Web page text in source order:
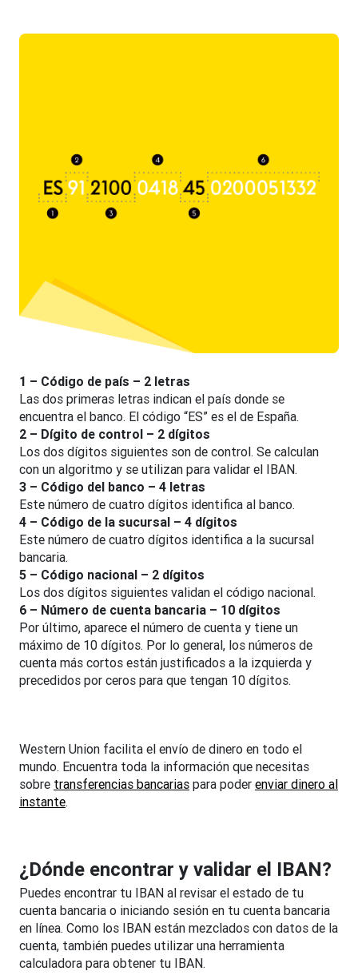
1 – Código de país – 2 letras
Las dos primeras letras indican el país donde se
encuentra el banco. El código “ES” es el de España.
2 – Dígito de control – 2 dígitos
Los dos dígitos siguientes son de control. Se calculan
con un algoritmo y se utilizan para validar el IBAN.
3 – Código del banco – 4 letras
Este número de cuatro dígitos identifica al banco.
4 – Código de la sucursal – 4 dígitos
Este número de cuatro dígitos identifica a la sucursal
bancaria.
5 – Código nacional – 2 dígitos
Los dos dígitos siguientes validan el código nacional.
6 – Número de cuenta bancaria – 10 dígitos
Por último, aparece el número de cuenta y tiene un
máximo de 10 dígitos. Por lo general, los números de
cuenta más cortos están justificados a la izquierda y
precedidos por ceros para que tengan 10 dígitos.
Western Union facilita el envío de dinero en todo el
mundo. Encuentra toda la información que necesitas
sobre transferencias bancarias para poder enviar dinero al
instante.
¿Dónde encontrar y validar el IBAN?
Puedes encontrar tu IBAN al revisar el estado de tu
cuenta bancaria o iniciando sesión en tu cuenta bancaria
en línea. Como los IBAN están mezclados con datos de la
cuenta, también puedes utilizar una herramienta
calculadora para obtener tu IBAN.